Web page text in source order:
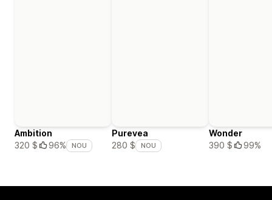
Ambition
320 $
96% NOU
Purevea
280 $
NOU
Wonder
390 $
99%